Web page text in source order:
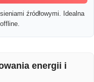
źródłowymi. Idealna
energii i